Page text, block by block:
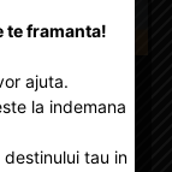
ajuta
am imaginat
putea ajuta in...
te framanta!
ajuta.
la indemana
tau in